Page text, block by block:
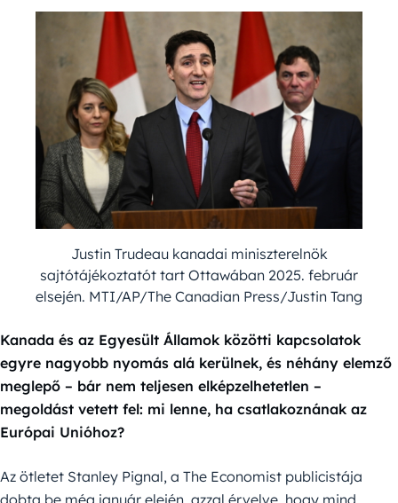
Justin Trudeau kanadai miniszterelnök
sajtótájékoztatót tart Ottawában 2025. február
elsején. MTI/AP/The Canadian Press/Justin Tang
Kanada és az Egyesült Államok közötti kapcsolatok
egyre nagyobb nyomás alá kerülnek, és néhány elemző
meglepő – bár nem teljesen elképzelhetetlen –
megoldást vetett fel: mi lenne, ha csatlakoznának az
Európai Unióhoz?
Az ötletet Stanley Pignal, a The Economist publicistája